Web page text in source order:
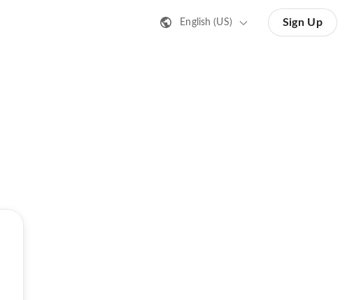
English (US) Sign Up